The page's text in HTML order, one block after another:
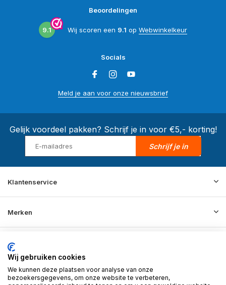
Beoordelingen
9.1 Wij scoren een 9.1 op Webwinkelkeur
Socials
Meld je aan voor onze nieuwsbrief
Gelijk voordeel pakken? Schrijf je in voor €5,- korting!
Schrijf je in
Klantenservice
Merken
Informatie
Contact
Wij gebruiken cookies
We kunnen deze plaatsen voor analyse van onze
bezoekersgegevens, om onze website te verbeteren,